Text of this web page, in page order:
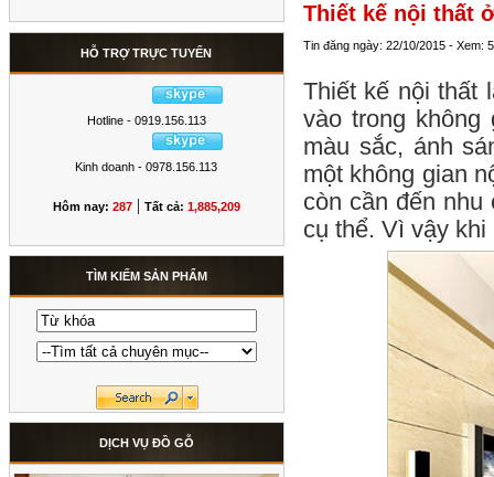
HỖ TRỢ TRỰC TUYẾN
Hotline - 0919.156.113
Kinh doanh - 0978.156.113
Hôm nay: 287 | Tất cả: 1,885,209
TÌM KIẾM SẢN PHẨM
DỊCH VỤ ĐỒ GỖ
Thiết kế nội thất
Tin đăng ngày: 22/10/2015 - Xem:
Thiết kế nội thất
vào trong không
màu sắc, ánh
một không gian
còn cần đến
cụ thể. Vì vậy